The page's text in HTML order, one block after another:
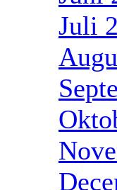
Juli